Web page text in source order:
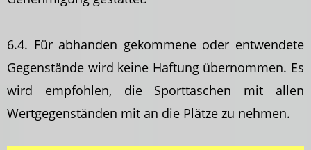
6.4. Für abhanden gekommene oder entwendete
Gegenstände wird keine Haftung übernommen. Es
wird empfohlen, die Sporttaschen mit allen
Wertgegenständen mit an die Plätze zu nehmen.